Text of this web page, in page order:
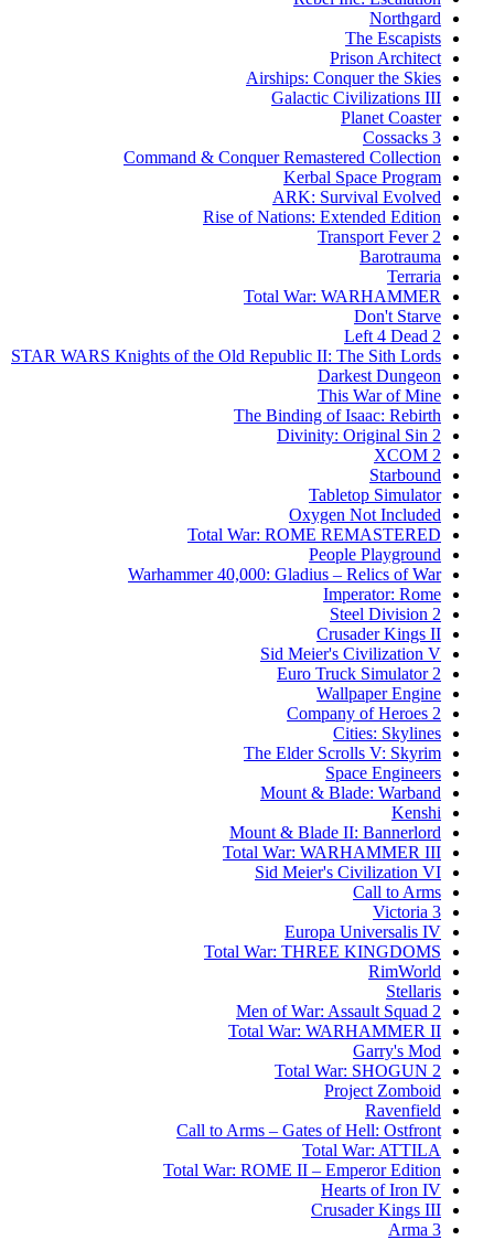
Northgard
The Escapists
Prison Architect
Airships: Conquer the Skies
Galactic Civilizations III
Planet Coaster
Cossacks 3
Command & Conquer Remastered Collection
Kerbal Space Program
ARK: Survival Evolved
Rise of Nations: Extended Edition
Transport Fever 2
Barotrauma
Terraria
Total War: WARHAMMER
Don't Starve
Left 4 Dead 2
STAR WARS Knights of the Old Republic II: The Sith Lords
Darkest Dungeon
This War of Mine
The Binding of Isaac: Rebirth
Divinity: Original Sin 2
XCOM 2
Starbound
Tabletop Simulator
Oxygen Not Included
Total War: ROME REMASTERED
People Playground
Warhammer 40,000: Gladius – Relics of War
Imperator: Rome
Steel Division 2
Crusader Kings II
Sid Meier's Civilization V
Euro Truck Simulator 2
Wallpaper Engine
Company of Heroes 2
Cities: Skylines
The Elder Scrolls V: Skyrim
Space Engineers
Mount & Blade: Warband
Kenshi
Mount & Blade II: Bannerlord
Total War: WARHAMMER III
Sid Meier's Civilization VI
Call to Arms
Victoria 3
Europa Universalis IV
Total War: THREE KINGDOMS
RimWorld
Stellaris
Men of War: Assault Squad 2
Total War: WARHAMMER II
Garry's Mod
Total War: SHOGUN 2
Project Zomboid
Ravenfield
Call to Arms – Gates of Hell: Ostfront
Total War: ATTILA
Total War: ROME II – Emperor Edition
Hearts of Iron IV
Crusader Kings III
Arma 3